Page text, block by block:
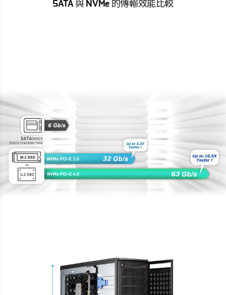
SATA 與 NVMe 的傳輸效能比較